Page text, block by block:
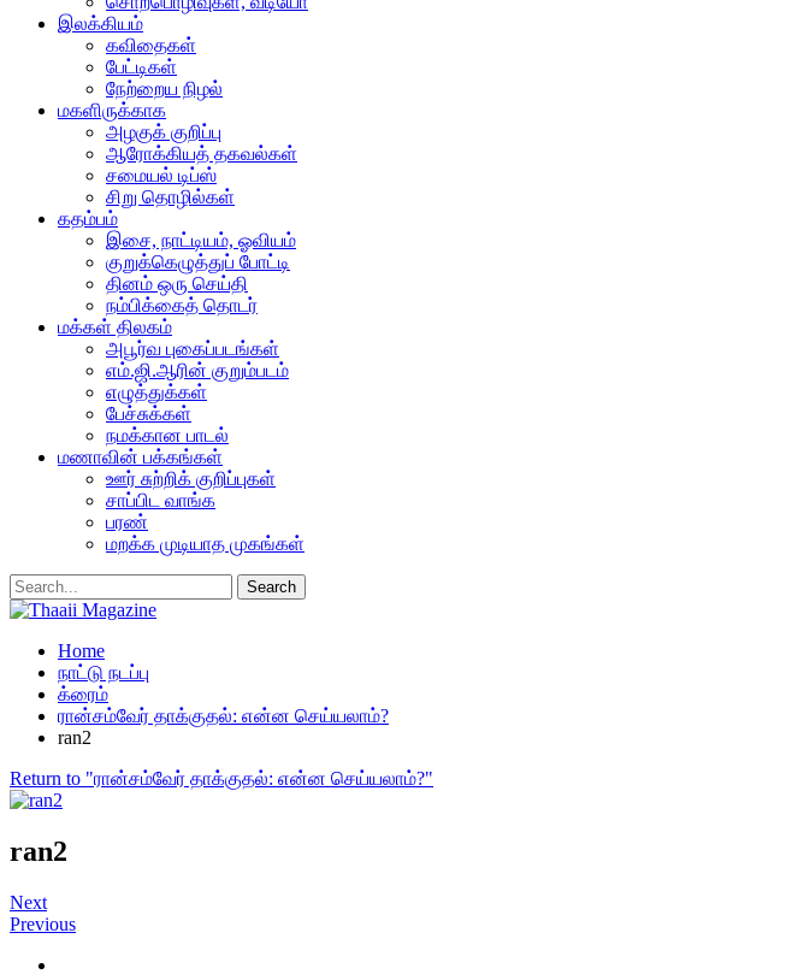
இலக்கியம்
கவிதைகள்
பேட்டிகள்
நேற்றைய நிழல்
மகளிருக்காக
அழகுக் குறிப்பு
ஆரோக்கியத் தகவல்கள்
சமையல் டிப்ஸ்
சிறு தொழில்கள்
கதம்பம்
இசை, நாட்டியம், ஓவியம்
குறுக்கெழுத்துப் போட்டி
தினம் ஒரு செய்தி
நம்பிக்கைத் தொடர்
மக்கள் திலகம்
அபூர்வ புகைப்படங்கள்
எம்.ஜி.ஆரின் குறும்படம்
எழுத்துக்கள்
பேச்சுக்கள்
நமக்கான பாடல்
மணாவின் பக்கங்கள்
ஊர் சுற்றிக் குறிப்புகள்
சாப்பிட வாங்க
பரண்
மறக்க முடியாத முகங்கள்
Home
நாட்டு நடப்பு
க்ரைம்
ரான்சம்வேர் தாக்குதல்: என்ன செய்யலாம்?
ran2
Return to "ரான்சம்வேர் தாக்குதல்: என்ன செய்யலாம்?"
ran2
Next
Previous